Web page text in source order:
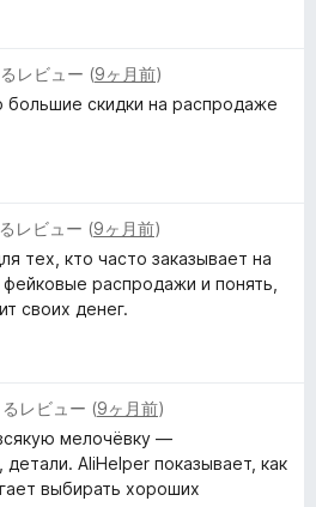
レビュー (9ヶ月前)
большие скидки на распродаже
レビュー (9ヶ月前)
тех, кто часто заказывает на
распродажи и понять,
своих денег.
レビュー (9ヶ月前)
мелочёвку —
AliHelper показывает, как
выбирать хороших